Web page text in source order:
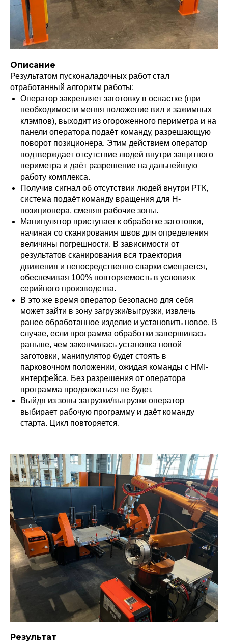
Описание
Результатом пусконаладочных работ стал
отработанный алгоритм работы:
Оператор закрепляет заготовку в оснастке (при
необходимости меняя положение вил и зажимных
клэмпов), выходит из огороженного периметра и на
панели оператора подаёт команду, разрешающую
поворот позиционера. Этим действием оператор
подтверждает отсутствие людей внутри защитного
периметра и даёт разрешение на дальнейшую
работу комплекса.
Получив сигнал об отсутствии людей внутри РТК,
система подаёт команду вращения для Н-
позиционера, сменяя рабочие зоны.
Манипулятор приступает к обработке заготовки,
начиная со сканирования швов для определения
величины погрешности. В зависимости от
результатов сканирования вся траектория
движения и непосредственно сварки смещается,
обеспечивая 100% повторяемость в условиях
серийного производства.
В это же время оператор безопасно для себя
может зайти в зону загрузки/выгрузки, извлечь
ранее обработанное изделие и установить новое. В
случае, если программа обработки завершилась
раньше, чем закончилась установка новой
заготовки, манипулятор будет стоять в
парковочном положении, ожидая команды с HMI-
интерфейса. Без разрешения от оператора
программа продолжаться не будет.
Выйдя из зоны загрузки/выгрузки оператор
выбирает рабочую программу и даёт команду
старта. Цикл повторяется.
Результат